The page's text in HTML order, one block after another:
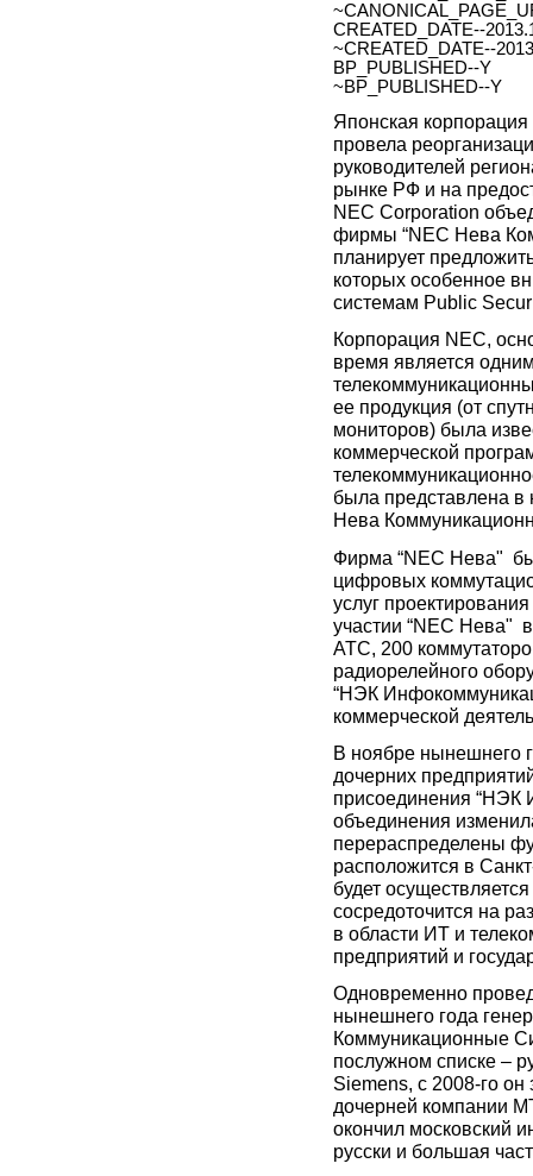
CREATED_DATE--
~CREATED_DATE--
BP_PUBLISHED--Y
~BP_PUBLISHED--Y
Японская корпорация
провела
руководителей
рынке РФ и на
NEC Corporation
фирмы “NEC Нева
планирует
которых особенное
системам Public
Корпорация NEC,
время является
ее продукция (от
мониторов) была
коммерческой
была представлена в
Нева
Фирма “NEC Нева"
цифровых
услуг
участии “NEC Нева"
АТС, 200
радиорелейного
“НЭК
коммерческой
В ноябре нынешнего
дочерних
присоединения “НЭК
объединения
перераспределены
расположится в
будет
сосредоточится на
в области ИТ и
предприятий и
Одновременно
нынешнего года
Коммуникационные
послужном списке –
Siemens, с 2008-го
дочерней компании
окончил московский
русски и большая